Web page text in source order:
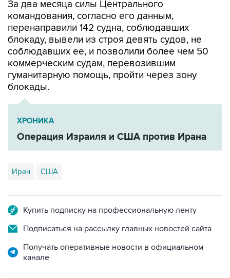
перенаправили 142 судна, соблюдавших
блокаду, вывели из строя девять судов, не
соблюдавших ее, и позволили более чем 50
коммерческим судам, перевозившим
гуманитарную помощь, пройти через зону
блокады.
ХРОНИКА
Операция Израиля и США против Ирана
Иран США
Подписаться на рассылку главных новостей сайта
Получать оперативные новости в официальном